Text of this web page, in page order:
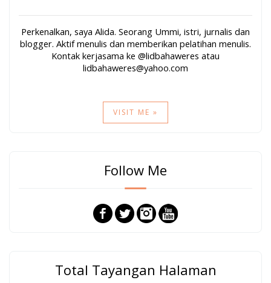
Perkenalkan, saya Alida. Seorang Ummi, istri, jurnalis dan
blogger. Aktif menulis dan memberikan pelatihan menulis.
Kontak kerjasama ke @lidbahaweres atau
lidbahaweres@yahoo.com
VISIT ME »
Follow Me
Total Tayangan Halaman